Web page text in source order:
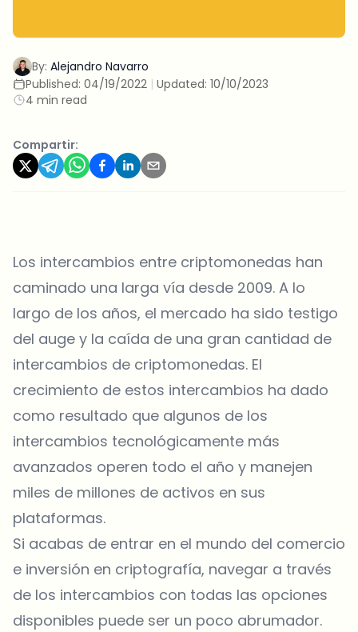
By: Alejandro Navarro
Published: 04/19/2022 | Updated: 10/10/2023
4 min read
Compartir:
Los intercambios entre criptomonedas han
caminado una larga vía desde 2009. A lo
largo de los años, el mercado ha sido testigo
del auge y la caída de una gran cantidad de
intercambios de criptomonedas. El
crecimiento de estos intercambios ha dado
como resultado que algunos de los
intercambios tecnológicamente más
avanzados operen todo el año y manejen
miles de millones de activos en sus
plataformas.
Si acabas de entrar en el mundo del comercio
e inversión en criptografía, navegar a través
de los intercambios con todas las opciones
disponibles puede ser un poco abrumador.